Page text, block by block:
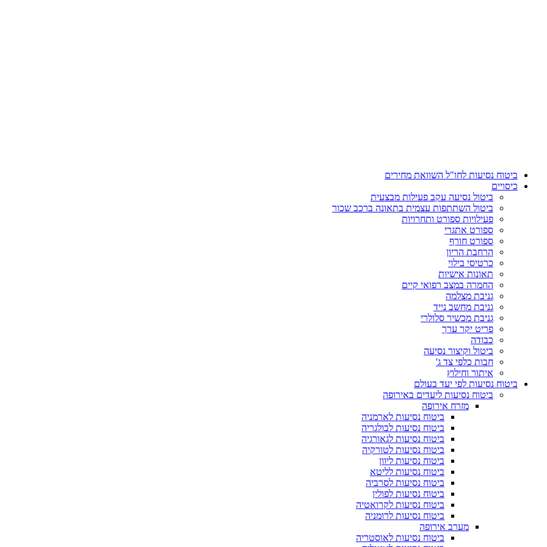
ביטוח נסיעות לחו"ל השוואת מחירים
כיסויים
ביטול נסיעה עקב פעילות מבצעית
ביטול השתתפות עצמית בתאונה ברכב שכור
פעילויות ספורט ותחרויות
ספורט אתגרי
ספורט חורף
הרחבת הריון
כרטיסי בילוי
תאונות אישיות
החמרה במצב רפואי קיים
גניבת מצלמה
גניבת מחשב נייד
גניבת מכשיר סלולרי
פריט יקר ערך
כבודה
ביטול וקיצור נסיעה
חבות כלפי צד ג'
איתור וחילוץ
ביטוח נסיעות לפי יעד בעולם
ביטוח נסיעות ליעדים באירופה
מזרח אירופה
ביטוח נסיעות לארמניה
ביטוח נסיעות לבולגריה
ביטוח נסיעות לגאורגיה
ביטוח נסיעות לטורקיה
ביטוח נסיעות ליוון
ביטוח נסיעות לליטא
ביטוח נסיעות לסרביה
ביטוח נסיעות לפולין
ביטוח נסיעות לקרואטיה
ביטוח נסיעות לרומניה
מערב אירופה
ביטוח נסיעות לאוסטריה